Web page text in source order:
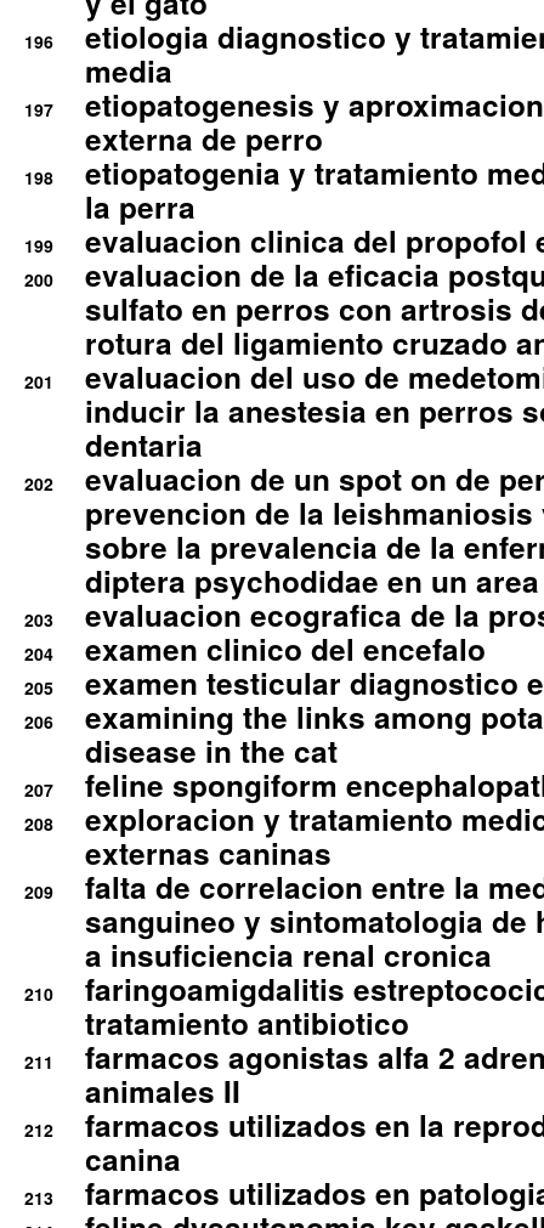
196
etiologia diagnostico y
media
197
etiopatogenesis y
externa de perro
198
etiopatogenia y tratamiento
la perra
199 evaluacion clinica del propofol
200
evaluacion de la eficacia
sulfato en perros con artrosis
rotura del ligamiento cruzado
201
evaluacion del uso de
inducir la anestesia en perros
dentaria
202
evaluacion de un spot on de
prevencion de la
sobre la prevalencia de la
diptera psychodidae en un
203 evaluacion ecografica de la
204 examen clinico del encefalo
205 examen testicular diagnostico
206
examining the links among
disease in the cat
207 feline spongiform
208
exploracion y tratamiento
externas caninas
209
falta de correlacion entre la
sanguineo y sintomatologia de
a insuficiencia renal cronica
210
faringoamigdalitis
tratamiento antibiotico
211
farmacos agonistas alfa 2
animales II
212
farmacos utilizados en la
canina
213 farmacos utilizados en